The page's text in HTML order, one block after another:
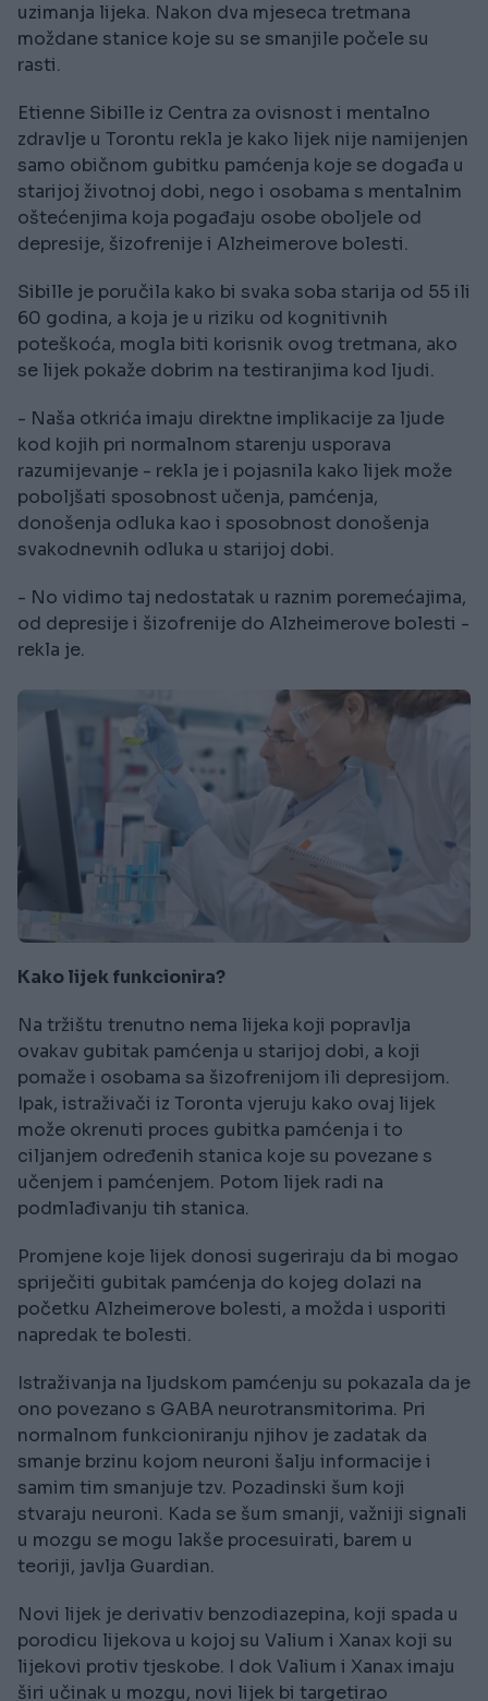
uzimanja lijeka. Nakon dva mjeseca tretmana
moždane stanice koje su se smanjile počele su
rasti.
Etienne Sibille iz Centra za ovisnost i mentalno
zdravlje u Torontu rekla je kako lijek nije namijenjen
samo običnom gubitku pamćenja koje se događa u
starijoj životnoj dobi, nego i osobama s mentalnim
oštećenjima koja pogađaju osobe oboljele od
depresije, šizofrenije i Alzheimerove bolesti.
Sibille je poručila kako bi svaka soba starija od 55 ili
60 godina, a koja je u riziku od kognitivnih
poteškoća, mogla biti korisnik ovog tretmana, ako
se lijek pokaže dobrim na testiranjima kod ljudi.
- Naša otkrića imaju direktne implikacije za ljude
kod kojih pri normalnom starenju usporava
razumijevanje - rekla je i pojasnila kako lijek može
poboljšati sposobnost učenja, pamćenja,
donošenja odluka kao i sposobnost donošenja
svakodnevnih odluka u starijoj dobi.
- No vidimo taj nedostatak u raznim poremećajima,
od depresije i šizofrenije do Alzheimerove bolesti -
rekla je.
Kako lijek funkcionira?
Na tržištu trenutno nema lijeka koji popravlja
ovakav gubitak pamćenja u starijoj dobi, a koji
pomaže i osobama sa šizofrenijom ili depresijom.
Ipak, istraživači iz Toronta vjeruju kako ovaj lijek
može okrenuti proces gubitka pamćenja i to
ciljanjem određenih stanica koje su povezane s
učenjem i pamćenjem. Potom lijek radi na
podmlađivanju tih stanica.
Promjene koje lijek donosi sugeriraju da bi mogao
spriječiti gubitak pamćenja do kojeg dolazi na
početku Alzheimerove bolesti, a možda i usporiti
napredak te bolesti.
Istraživanja na ljudskom pamćenju su pokazala da je
ono povezano s GABA neurotransmitorima. Pri
normalnom funkcioniranju njihov je zadatak da
smanje brzinu kojom neuroni šalju informacije i
samim tim smanjuje tzv. Pozadinski šum koji
stvaraju neuroni. Kada se šum smanji, važniji signali
u mozgu se mogu lakše procesuirati, barem u
teoriji, javlja Guardian.
Novi lijek je derivativ benzodiazepina, koji spada u
porodicu lijekova u kojoj su Valium i Xanax koji su
lijekovi protiv tjeskobe. I dok Valium i Xanax imaju
širi učinak u mozgu, novi lijek bi targetirao